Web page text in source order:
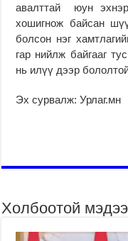
авалттай юун
хошигнож байсан
болсон нэг
гар нийлж байгааг
нь илүү дээр
Эх сурвалж: Урлаг.мн
Холбоотой мэдээ